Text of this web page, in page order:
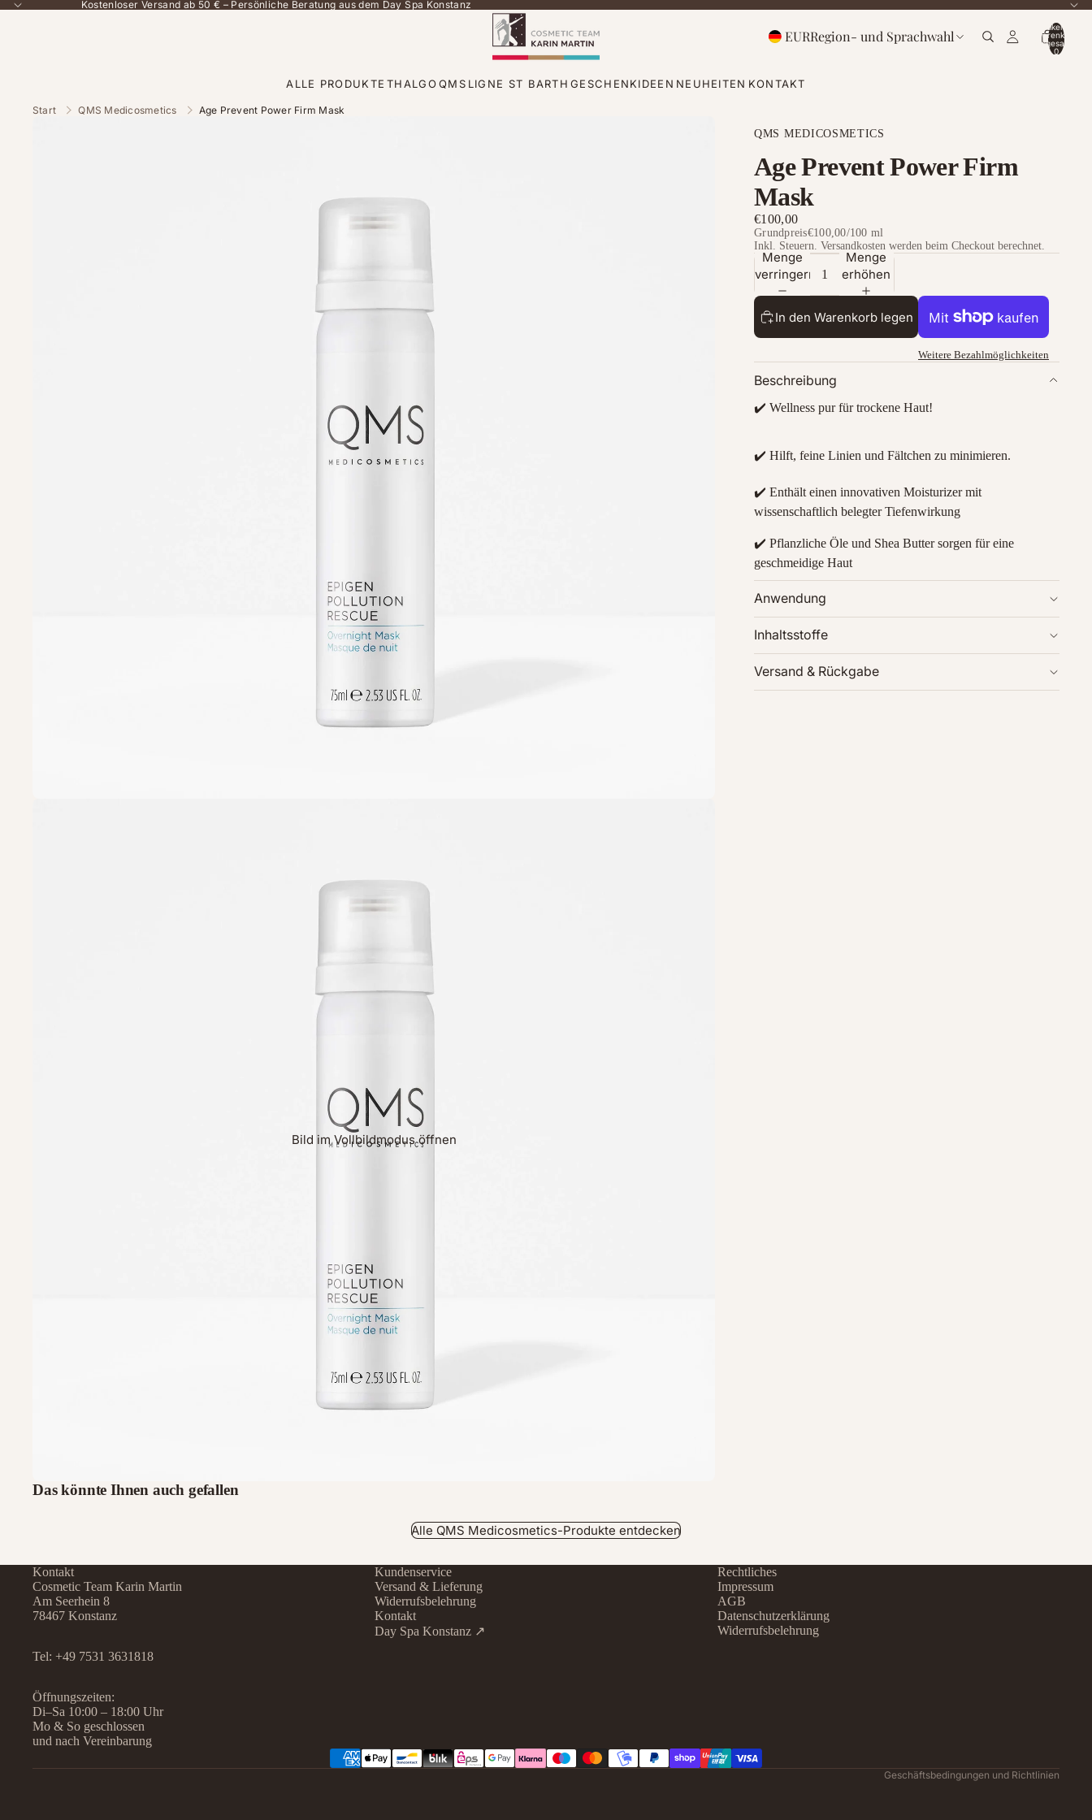
Kostenloser Versand ab 50 € – Persönliche Beratung aus dem Day Spa Konstanz
EURRegion- und Sprachwahl
Artikel im
Warenkorb
insgesamt:
0
ALLE PRODUKTE THALGOQMS LIGNE ST BARTH GESCHENKIDEEN NEUHEITEN KONTAKT
Start QMS Medicosmetics Age Prevent Power Firm Mask
Bild im Vollbildmodus öffnen
QMS MEDICOSMETICS
Age Prevent Power Firm
Mask
€100,00
Grundpreis€100,00/100 ml
Inkl. Steuern. Versandkosten werden beim Checkout berechnet.
Menge
verringern
Menge
erhöhen
In den Warenkorb legen
Weitere Bezahlmöglichkeiten
Beschreibung
✔️ Wellness pur für trockene Haut!
✔️ Hilft, feine Linien und Fältchen zu minimieren.
✔️ Enthält einen innovativen Moisturizer mit
wissenschaftlich belegter Tiefenwirkung
✔️ Pflanzliche Öle und Shea Butter sorgen für eine
geschmeidige Haut
Anwendung
Inhaltsstoffe
Versand & Rückgabe
Das könnte Ihnen auch gefallen
Alle QMS Medicosmetics-Produkte entdecken
Kontakt
Cosmetic Team Karin Martin
Am Seerhein 8
78467 Konstanz
Tel: +49 7531 3631818
Öffnungszeiten:
Di–Sa 10:00 – 18:00 Uhr
Mo & So geschlossen
und nach Vereinbarung
Kundenservice
Versand & Lieferung
Widerrufsbelehrung
Kontakt
Day Spa Konstanz ↗
Rechtliches
Impressum
AGB
Datenschutzerklärung
Widerrufsbelehrung
Geschäftsbedingungen und Richtlinien